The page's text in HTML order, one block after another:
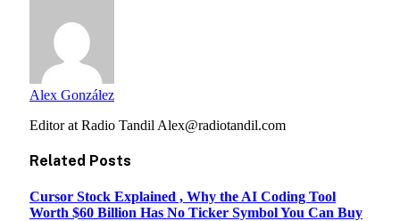
Alex González
Editor at Radio Tandil Alex@radiotandil.com
Related Posts
Cursor Stock Explained , Why the AI Coding Tool
Worth $60 Billion Has No Ticker Symbol You Can Buy